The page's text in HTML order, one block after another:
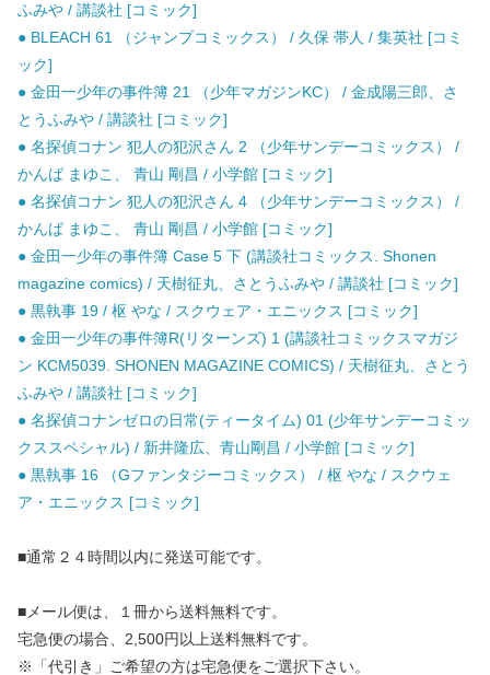
ふみや / 講談社 [コミック]
● BLEACH 61 （ジャンプコミックス） / 久保 帯人 / 集英社 [コミ
ック]
● 金田一少年の事件簿 21 （少年マガジンKC） / 金成陽三郎、さ
とうふみや / 講談社 [コミック]
● 名探偵コナン 犯人の犯沢さん 2 （少年サンデーコミックス） /
かんば まゆこ、 青山 剛昌 / 小学館 [コミック]
● 名探偵コナン 犯人の犯沢さん 4 （少年サンデーコミックス） /
かんば まゆこ、 青山 剛昌 / 小学館 [コミック]
● 金田一少年の事件簿 Case 5 下 (講談社コミックス. Shonen
magazine comics) / 天樹征丸、さとうふみや / 講談社 [コミック]
● 黒執事 19 / 枢 やな / スクウェア・エニックス [コミック]
● 金田一少年の事件簿R(リターンズ) 1 (講談社コミックスマガジ
ン KCM5039. SHONEN MAGAZINE COMICS) / 天樹征丸、さとう
ふみや / 講談社 [コミック]
● 名探偵コナンゼロの日常(ティータイム) 01 (少年サンデーコミッ
クススペシャル) / 新井隆広、青山剛昌 / 小学館 [コミック]
● 黒執事 16 （Gファンタジーコミックス） / 枢 やな / スクウェ
ア・エニックス [コミック]
■通常２４時間以内に発送可能です。
■メール便は、１冊から送料無料です。
宅急便の場合、2,500円以上送料無料です。
※「代引き」ご希望の方は宅急便をご選択下さい。